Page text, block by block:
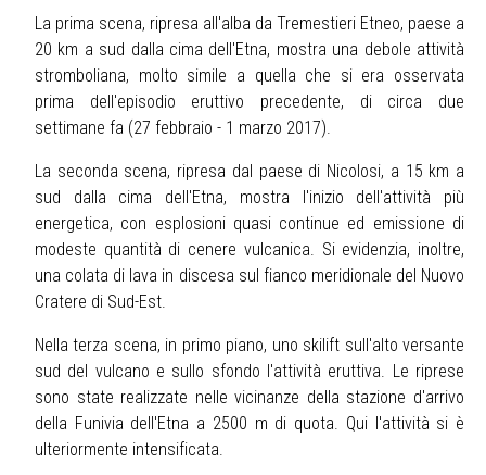
La prima scena, ripresa all'alba da Tremestieri Etneo, paese a
20 km a sud dalla cima dell'Etna, mostra una debole attività
stromboliana, molto simile a quella che si era osservata
prima dell'episodio eruttivo precedente, di circa due
settimane fa (27 febbraio - 1 marzo 2017).
La seconda scena, ripresa dal paese di Nicolosi, a 15 km a
sud dalla cima dell'Etna, mostra l'inizio dell'attività più
energetica, con esplosioni quasi continue ed emissione di
modeste quantità di cenere vulcanica. Si evidenzia, inoltre,
una colata di lava in discesa sul fianco meridionale del Nuovo
Cratere di Sud-Est.
Nella terza scena, in primo piano, uno skilift sull'alto versante
sud del vulcano e sullo sfondo l'attività eruttiva. Le riprese
sono state realizzate nelle vicinanze della stazione d'arrivo
della Funivia dell'Etna a 2500 m di quota. Qui l'attività si è
ulteriormente intensificata.